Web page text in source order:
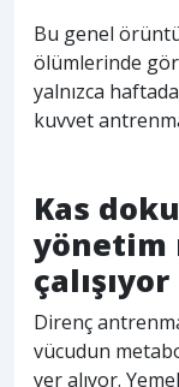
Bu genel
ölümlerinde
yalnızca
kuvvet
Kas
yönetim
çalışıyor
Direnç
vücudun
yer alıyor.